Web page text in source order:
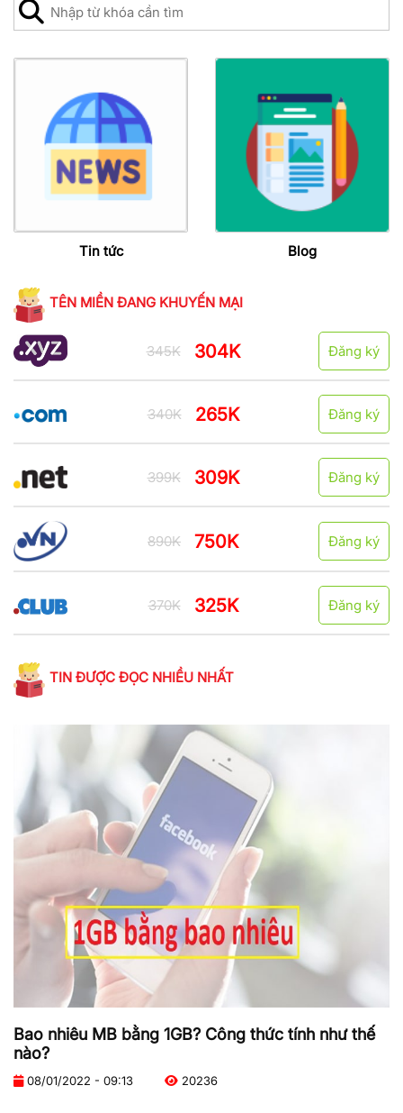
Tin tức Blog
TÊN MIỀN ĐANG KHUYẾN MẠI
345K 304K Đăng ký
340K 265K Đăng ký
399K 309K Đăng ký
890K 750K Đăng ký
370K 325K Đăng ký
TIN ĐƯỢC ĐỌC NHIỀU NHẤT
Bao nhiêu MB bằng 1GB? Công thức tính như thế
nào?
08/01/2022 - 09:13 20236